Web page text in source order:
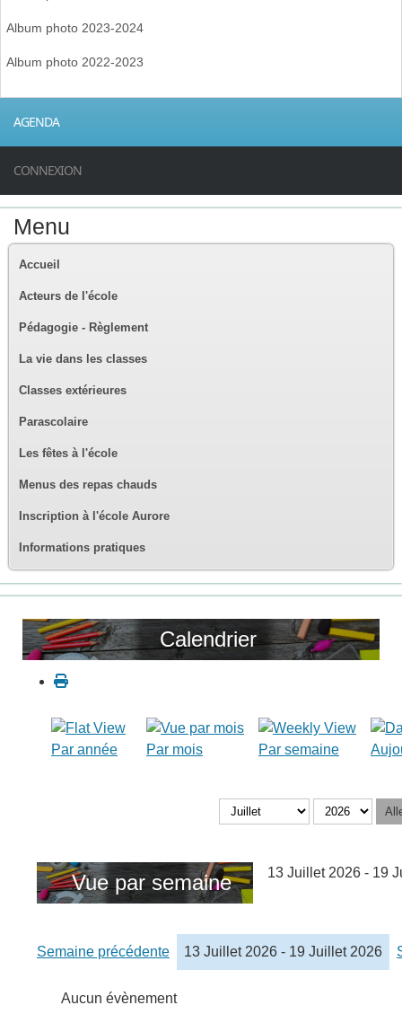
Album photo 2023-2024
Album photo 2022-2023
AGENDA
CONNEXION
Menu
Accueil
Acteurs de l'école
Pédagogie - Règlement
La vie dans les classes
Classes extérieures
Parascolaire
Les fêtes à l'école
Menus des repas chauds
Inscription à l'école Aurore
Informations pratiques
Calendrier
Par année Par mois Par semaine
Vue par semaine 13 Juillet 2026 - 19
Semaine précédente 13 Juillet 2026 - 19 Juillet 2026
Aucun évènement